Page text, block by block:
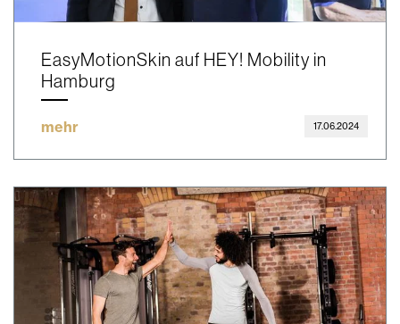
EasyMotionSkin auf HEY! Mobility in
Hamburg
mehr 17.06.2024